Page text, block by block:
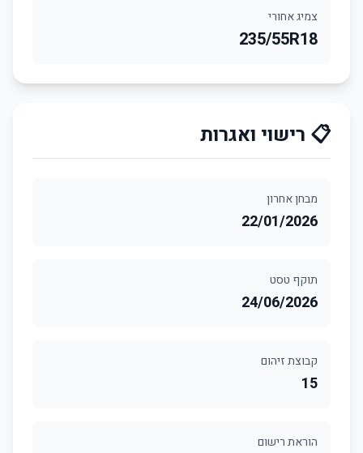
צמיג אחורי
235/55R18
📋 רישוי ואגרות
מבחן אחרון
22/01/2026
תוקף טסט
24/06/2026
קבוצת זיהום
15
הוראת רישום